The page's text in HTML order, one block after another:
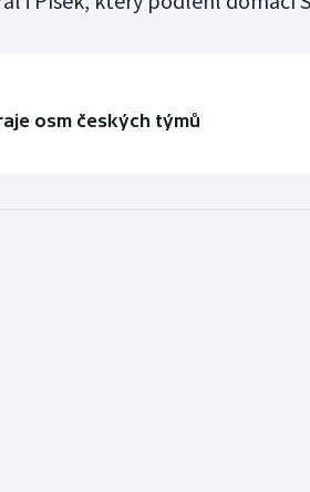
osm českých týmů